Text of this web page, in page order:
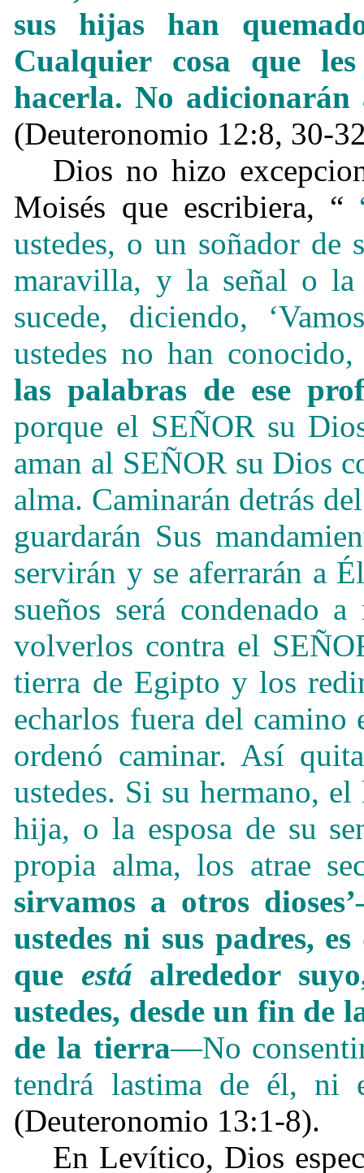
sus hijas han
Cualquier cosa que
hacerla. No
(Deuteronomio 12:8, 30-
Dios no hizo
Moisés que escribiera, “
ustedes, o un soñador de
maravilla, y la señal o
sucede, diciendo,
ustedes no han
las palabras de ese
porque el SEÑOR su
aman al SEÑOR su Dios
alma. Caminarán detrás
guardarán Sus
servirán y se aferrarán a
sueños será condenado
volverlos contra el
tierra de Egipto y los
echarlos fuera del
ordenó caminar. Así
ustedes. Si su hermano,
hija, o la esposa de su
propia alma, los atrae
sirvamos a otros
ustedes ni sus padres,
que estáalrededor
ustedes, desde un fin de
de la tierra—No
tendrá lastima de él, ni
(Deuteronomio 13:1-8).
En Levítico, Dios